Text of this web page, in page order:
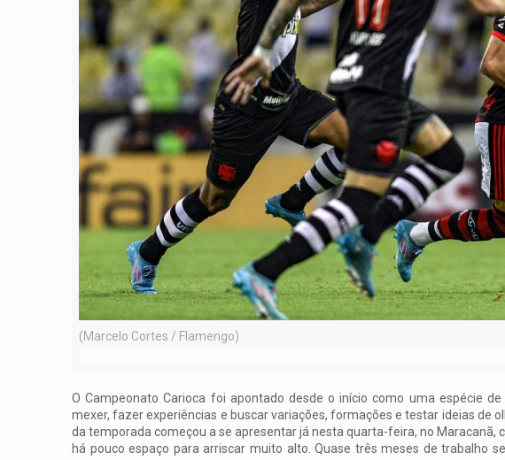
(Marcelo Cortes / Flamengo)
O Campeonato Carioca foi apontado desde o início como uma espécie
mexer, fazer experiências e buscar variações, formações e testar ideias de
da temporada começou a se apresentar já nesta quarta-feira, no Maracanã,
há pouco espaço para arriscar muito alto. Quase três meses de trabalho